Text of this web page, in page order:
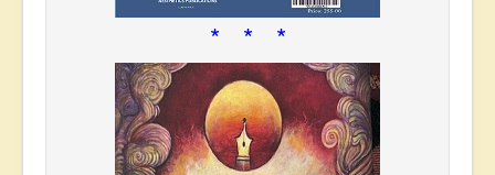
* * *